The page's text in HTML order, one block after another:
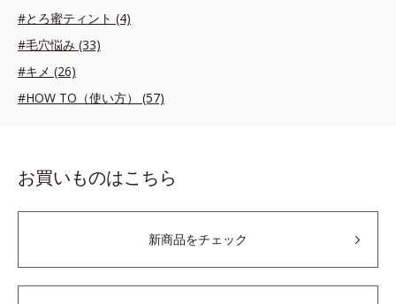
#とろ蜜ティント (4)
#毛穴悩み (33)
#キメ (26)
#HOW TO（使い方） (57)
お買いものはこちら
新商品をチェック